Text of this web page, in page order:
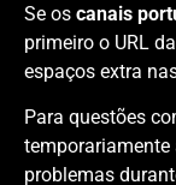
Se os canais
primeiro o URL
espaços extra
Para questões
temporariamente
problemas